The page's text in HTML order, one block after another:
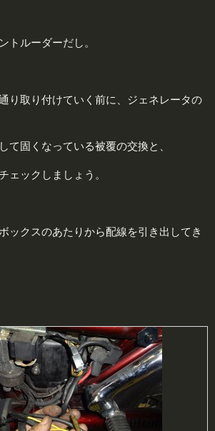
トルーダーだし。
り取り付けていく前に、ジェネレータの
て固くなっている被覆の交換と、
ェックしましょう。
ックスのあたりから配線を引き出してき